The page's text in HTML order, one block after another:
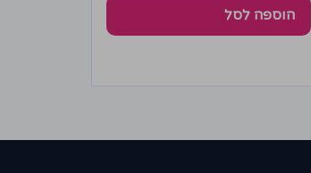
הוספה לסל